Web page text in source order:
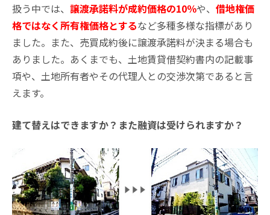
扱う中では、 譲渡承諾料が成約価格の10％や、 借地権価
格ではなく所有権価格とするなど多種多様な指標があり
ました。また、売買成約後に譲渡承諾料が決まる場合も
ありました。あくまでも、土地賃貸借契約書内の記載事
項や、土地所有者やその代理人との交渉次第であると言
えます。
建て替えはできますか？また融資は受けられますか？